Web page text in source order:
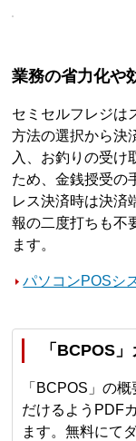
業務の省力化や
セミセルフレジは
方法の選択から決
入、お釣りの受け
ため、金銭授受の
レス決済時は決済
報の二度打ちも不
ます。
パソコンPOSシ
「BCPOS
「BCPOS」の
だけるようPDF
ます。無料にて